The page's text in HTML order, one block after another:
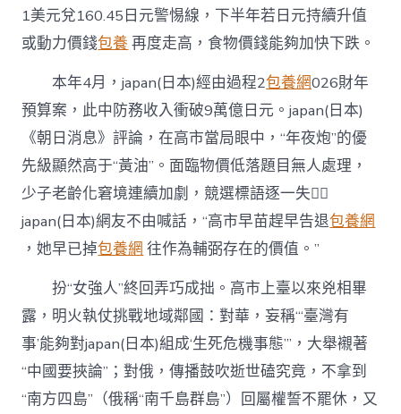
1美元兌160.45日元警惕線，下半年若日元持續升值
或動力價錢包養 再度走高，食物價錢能夠加快下跌。
本年4月，japan(日本)經由過程2包養網026財年
預算案，此中防務收入衝破9萬億日元。japan(日本)
《朝日消息》評論，在高市當局眼中，“年夜炮”的優
先級顯然高于“黃油”。面臨物價低落題目無人處理，
少子老齡化窘境連續加劇，競選標語逐一失，
japan(日本)網友不由喊話，“高市早苗趕早告退包養網
，她早已掉包養網 往作為輔弼存在的價值。”
扮“女強人”終回弄巧成拙。高市上臺以來兇相畢
露，明火執仗挑戰地域鄰國：對華，妄稱“‘臺灣有
事’能夠對japan(日本)組成‘生死危機事態’”，大舉襯著
“中國要挾論”；對俄，傳播鼓吹逝世磕究竟，不拿到
“南方四島”（俄稱“南千島群島”）回屬權誓不罷休，又